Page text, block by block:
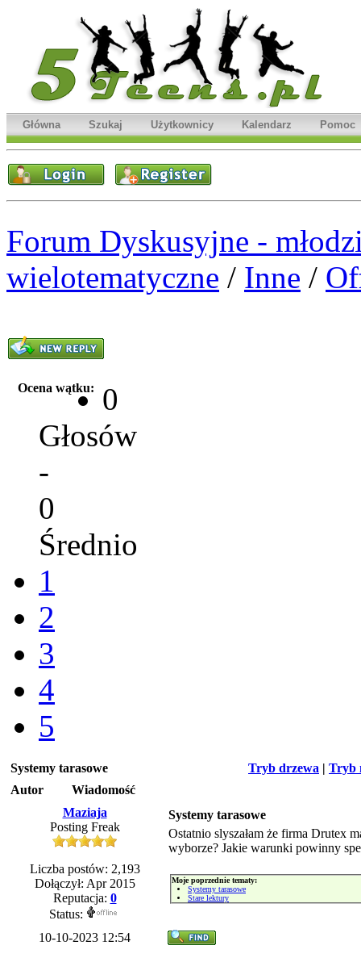
Główna Szukaj Użytkownicy Kalendarz Pomoc
Forum Dyskusyjne -
wielotematyczne / Inne /
Ocena wątku:
0
Głosów
-
0
Średnio
1
2
3
4
5
Tryb drzewa | Tryb
Systemy tarasowe
Autor
Wiadomość
Maziaja
Posting Freak
Liczba postów: 2,193
Dołączył: Apr 2015
Reputacja: 0
Status:
Systemy tarasowe
Ostatnio slyszałam że firma Drutex
wyborze? Jakie warunki powinny
Moje poprzednie tematy:
Systemy tarasowe
Stare lektury
10-10-2023 12:54